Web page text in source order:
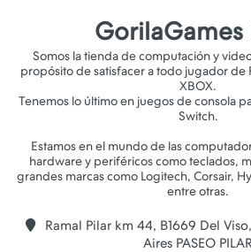
GorilaGames
Somos la tienda de computación y
propósito de satisfacer a todo jugador de
XBOX.
Tenemos lo último en juegos de consola
Switch.
Estamos en el mundo de las
hardware y periféricos como teclados,
grandes marcas como Logitech, Corsair,
Ramal Pilar km 44, B1669 Del
Aires PASEO